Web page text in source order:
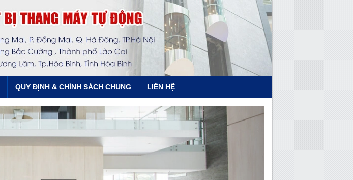
QUY ĐỊNH & CHÍNH SÁCH CHUNG LIÊN HỆ
Next